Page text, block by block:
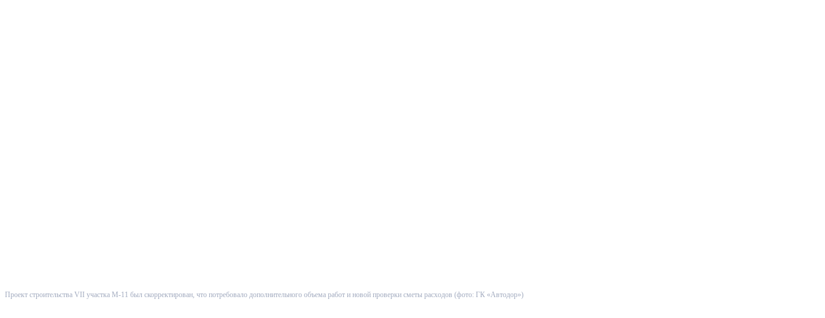
Проект строительства VII участка М-11 был скорректирован, что потребовало дополнительного объема работ и новой проверки сметы расходов (фото: ГК «Автодор»)